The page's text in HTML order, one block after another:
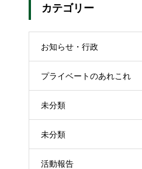
カテゴリー
お知らせ・行政
プライベートのあれこれ
未分類
未分類
活動報告